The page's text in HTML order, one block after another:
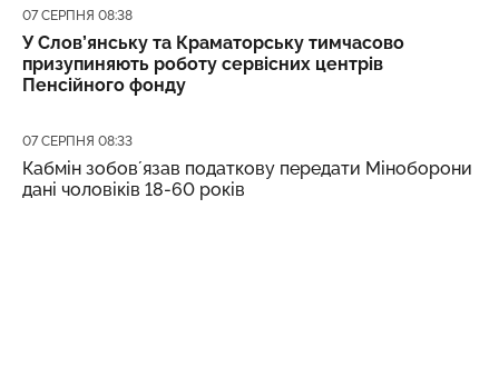
Дата публікації
07 СЕРПНЯ 08:38
У Слов’янську та Краматорську тимчасово
призупиняють роботу сервісних центрів
Пенсійного фонду
Дата публікації
07 СЕРПНЯ 08:33
Кабмін зобовʼязав податкову передати Міноборони
дані чоловіків 18-60 років